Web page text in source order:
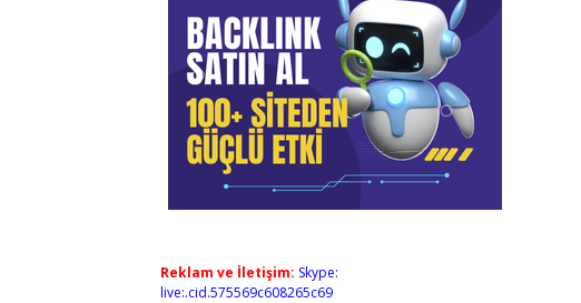
Reklam ve İletişim: Skype:
live:.cid.575569c608265c69